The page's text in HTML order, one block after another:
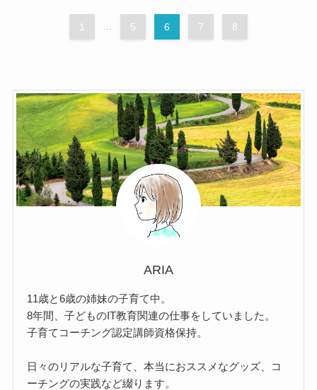
1 ... 5 6 7 8
ARIA
11歳と6歳の姉妹の子育て中。
8年間、子どものIT教育関連の仕事をしていました。
子育てコーチング認定講師資格保持。
日々のリアルな子育て、本当におススメなグッズ、コ
ーチングの実践など綴ります。